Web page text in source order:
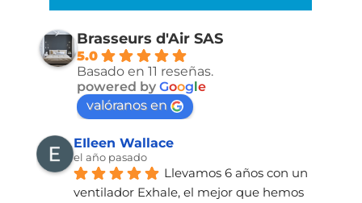
Brasseurs d'Air SAS
5.0
Basado en 11 reseñas.
powered by Google
valóranos en
EIleen Wallace
el año pasado
Llevamos 6 años con un
ventilador Exhale, el mejor que hemos